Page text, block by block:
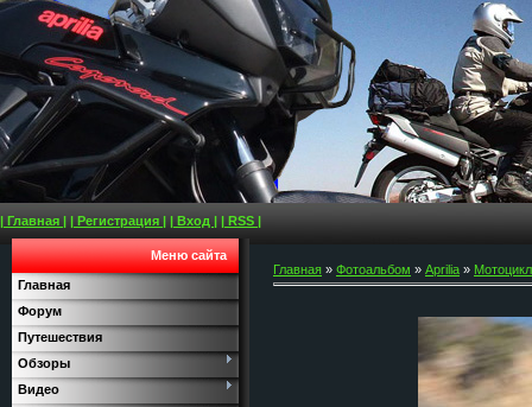
| Главная | | Регистрация | | Вход | | RSS |
Меню сайта
Главная
Форум
Путешествия
Обзоры
Видео
Главная » Фотоальбом » Aprilia »